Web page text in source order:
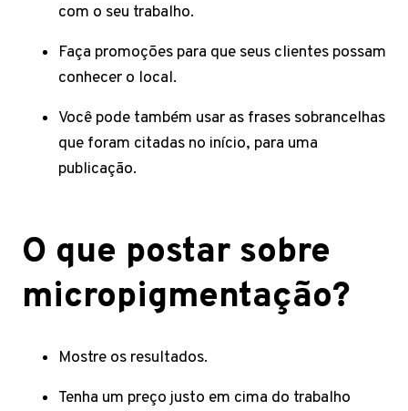
com o seu trabalho.
Faça promoções para que seus clientes possam
conhecer o local.
Você pode também usar as frases sobrancelhas
que foram citadas no início, para uma
publicação.
O que postar sobre
micropigmentação?
Mostre os resultados.
Tenha um preço justo em cima do trabalho